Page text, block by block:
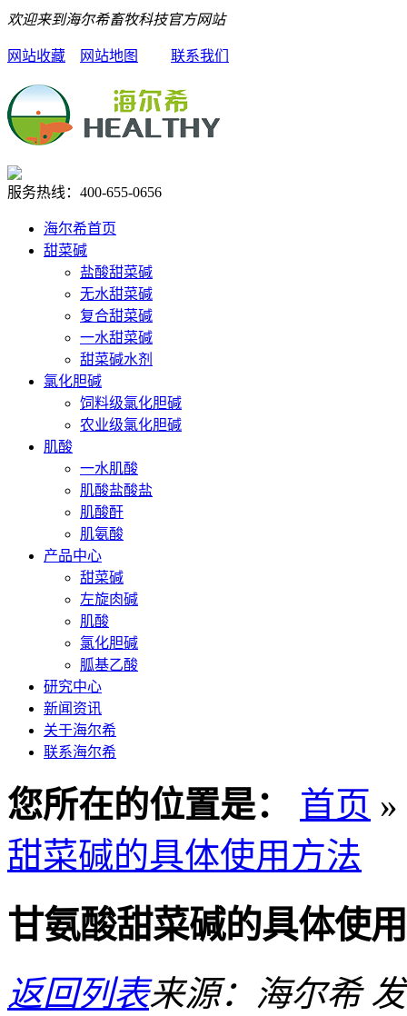
欢迎来到海尔希畜牧科技官方网站
网站收藏 网站地图 联系我们
服务热线： 400-655-0656
海尔希首页
甜菜碱
盐酸甜菜碱
无水甜菜碱
复合甜菜碱
一水甜菜碱
甜菜碱水剂
氯化胆碱
饲料级氯化胆碱
农业级氯化胆碱
肌酸
一水肌酸
肌酸盐酸盐
肌酸酐
肌氨酸
产品中心
甜菜碱
左旋肉碱
肌酸
氯化胆碱
胍基乙酸
研究中心
新闻资讯
关于海尔希
联系海尔希
您所在的位置是： 首页 »
甜菜碱的具体使用方法
甘氨酸甜菜碱的具体使
返回列表来源：海尔希